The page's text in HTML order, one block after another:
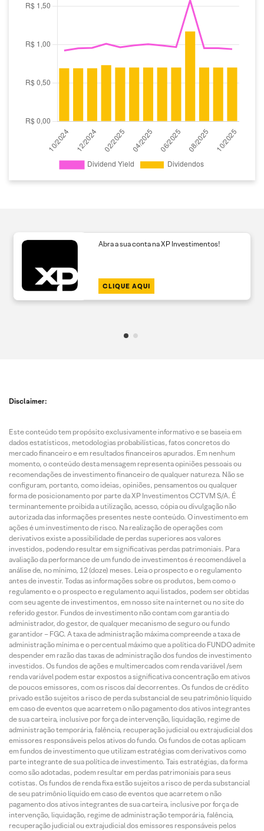
Abra a sua conta na XP Investimentos!
CLIQUE AQUI
Disclaimer:
Este conteúdo tem propósito exclusivamente informativo e se baseia em
dados estatísticos, metodologias probabilísticas, fatos concretos do
mercado financeiro e em resultados financeiros apurados. Em nenhum
momento, o conteúdo desta mensagem representa opiniões pessoais ou
recomendações de investimento financeiro de qualquer natureza. Não se
configuram, portanto, como ideias, opiniões, pensamentos ou qualquer
forma de posicionamento por parte da XP Investimentos CCTVM S/A. É
terminantemente proibida a utilização, acesso, cópia ou divulgação não
autorizada das informações presentes neste conteúdo. O investimento em
ações é um investimento de risco. Na realização de operações com
derivativos existe a possibilidade de perdas superiores aos valores
investidos, podendo resultar em significativas perdas patrimoniais. Para
avaliação da performance de um fundo de investimentos é recomendável a
análise de, no mínimo, 12 (doze) meses. Leia o prospecto e o regulamento
antes de investir. Todas as informações sobre os produtos, bem como o
regulamento e o prospecto e regulamento aqui listados, podem ser obtidas
com seu agente de investimentos, em nosso site na internet ou no site do
referido gestor. Fundos de investimento não contam com garantia do
administrador, do gestor, de qualquer mecanismo de seguro ou fundo
garantidor – FGC. A taxa de administração máxima compreende a taxa de
administração mínima e o percentual máximo que a política do FUNDO admite
despender em razão das taxas de administração dos fundos de investimento
investidos. Os fundos de ações e multimercados com renda variável /sem
renda variável podem estar expostos a significativa concentração em ativos
de poucos emissores, com os riscos daí decorrentes. Os fundos de crédito
privado estão sujeitos a risco de perda substancial de seu patrimônio líquido
em caso de eventos que acarretem o não pagamento dos ativos integrantes
de sua carteira, inclusive por força de intervenção, liquidação, regime de
administração temporária, falência, recuperação judicial ou extrajudicial dos
emissores responsáveis pelos ativos do fundo. Os fundos de cotas aplicam
em fundos de investimento que utilizam estratégias com derivativos como
parte integrante de sua política de investimento. Tais estratégias, da forma
como são adotadas, podem resultar em perdas patrimoniais para seus
cotistas. Os fundos de renda fixa estão sujeitos a risco de perda substancial
de seu patrimônio líquido em caso de eventos que acarretem o não
pagamento dos ativos integrantes de sua carteira, inclusive por força de
intervenção, liquidação, regime de administração temporária, falência,
recuperação judicial ou extrajudicial dos emissores responsáveis pelos